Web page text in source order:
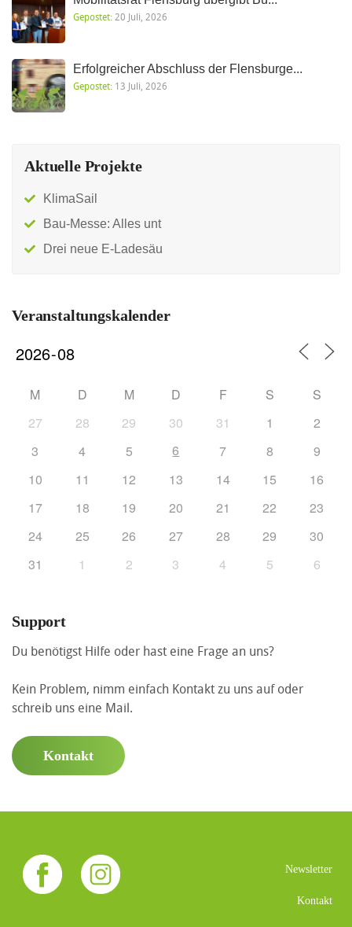
Gepostet: 20 Juli, 2026
Erfolgreicher Abschluss der Flensburge...
Gepostet: 13 Juli, 2026
Aktuelle Projekte
KlimaSail
Bau-Messe: Alles unt
Drei neue E-Ladesäu
Veranstaltungskalender
M D M D F S
S
27
28 29 30 31 1
2
3
4 5 6 7 8
9
10
11 12 13 14 15
16
17
18 19 20 21 22
23
24
25 26 27 28 29
30
31
1 2 3 4 5 6
Support
Du benötigst Hilfe oder hast eine Frage an uns?
Kein Problem, nimm einfach Kontakt zu uns auf oder
schreib uns eine Mail.
Kontakt
Newsletter
Kontakt